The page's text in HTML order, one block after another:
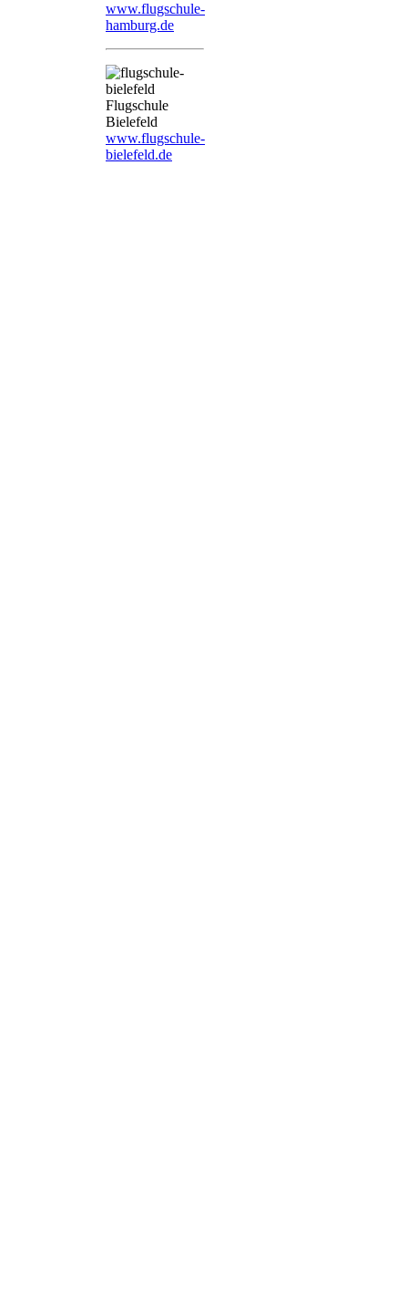
www.flugschule-
hamburg.de
Flugschule
Bielefeld
www.flugschule-
bielefeld.de